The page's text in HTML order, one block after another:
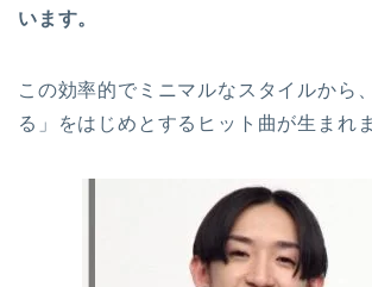
います。
この効率的でミニマルなスタイルから
る」をはじめとするヒット曲が生まれ